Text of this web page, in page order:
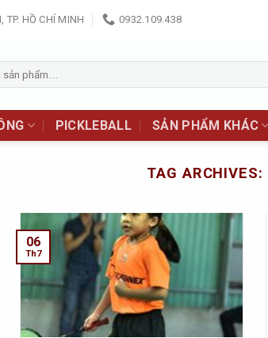
TP. HỒ CHÍ MINH 0932.109.438
PICKLEBALL SẢN PHẨM KHÁC
TAG ARCHIVES:
06
Th7